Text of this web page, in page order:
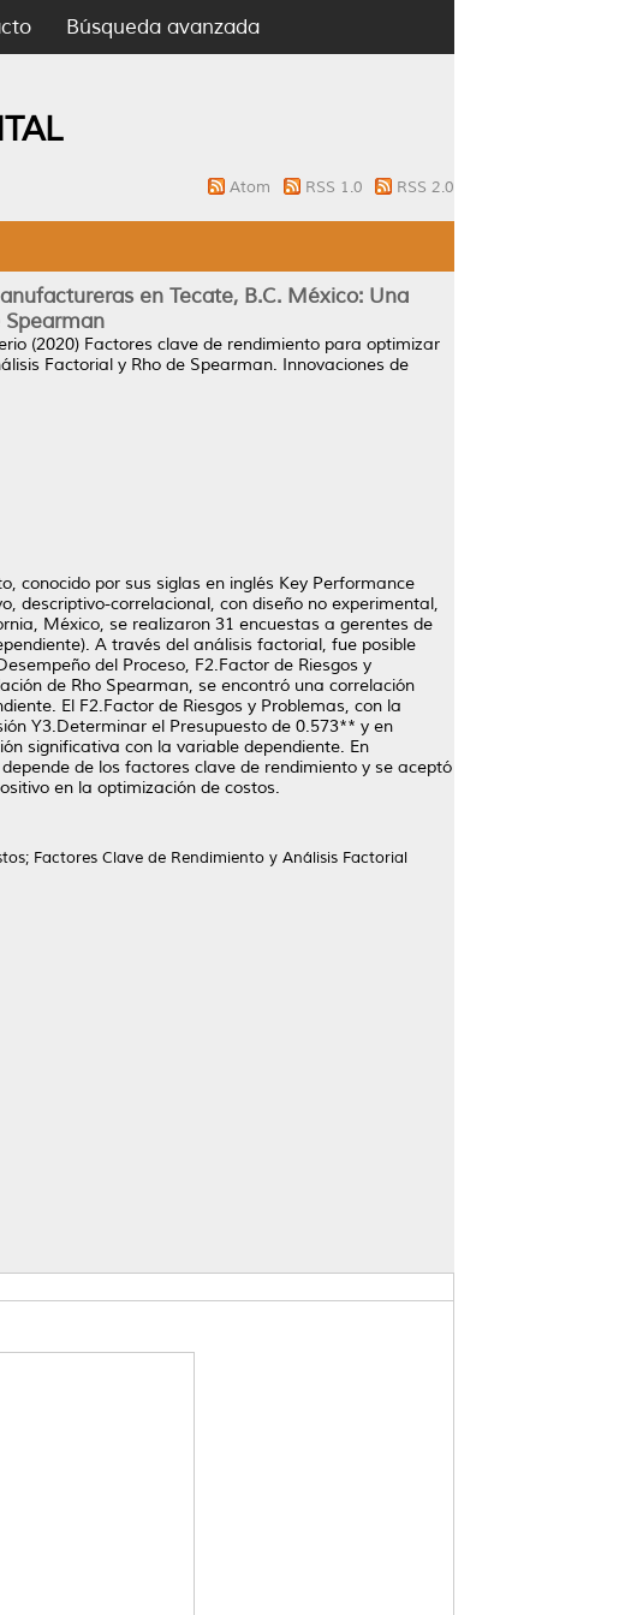
Búsqueda avanzada
Atom RSS 1.0 RSS 2.0
en Tecate, B.C. México: Una
(2020) Factores clave de rendimiento para optimizar
Factorial y Rho de Spearman. Innovaciones de
conocido por sus siglas en inglés Key Performance
descriptivo-correlacional, con diseño no experimental,
México, se realizaron 31 encuestas a gerentes de
A través del análisis factorial, fue posible
del Proceso, F2.Factor de Riesgos y
de Rho Spearman, se encontró una correlación
El F2.Factor de Riesgos y Problemas, con la
Y3.Determinar el Presupuesto de 0.573** y en
significativa con la variable dependiente. En
de los factores clave de rendimiento y se aceptó
en la optimización de costos.
Factores Clave de Rendimiento y Análisis Factorial